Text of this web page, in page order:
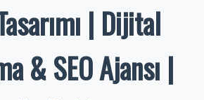
| Dijital
& SEO Ajansı |